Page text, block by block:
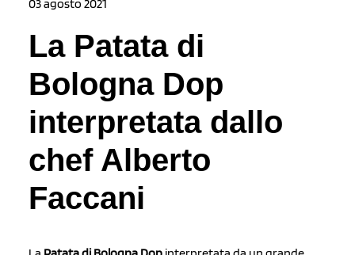
03 agosto 2021
La Patata di
Bologna Dop
interpretata dallo
chef Alberto
Faccani